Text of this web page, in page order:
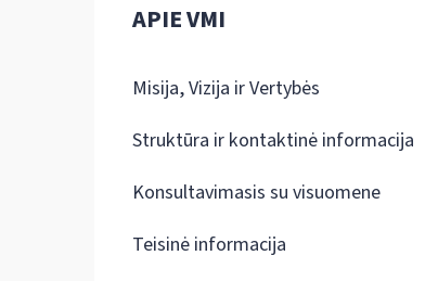
APIE VMI
Misija, Vizija ir Vertybės
Struktūra ir kontaktinė informacija
Konsultavimasis su visuomene
Teisinė informacija